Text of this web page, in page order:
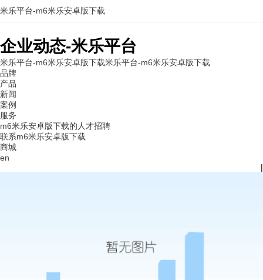
企业动态-米乐平台
米乐平台-m6米乐安卓版下载米乐平台-m6米乐安卓版下载
品牌
产品
新闻
案例
服务
m6米乐安卓版下载的人才招聘
联系m6米乐安卓版下载
商城
en
|
米乐平台-m6米乐安卓版下载